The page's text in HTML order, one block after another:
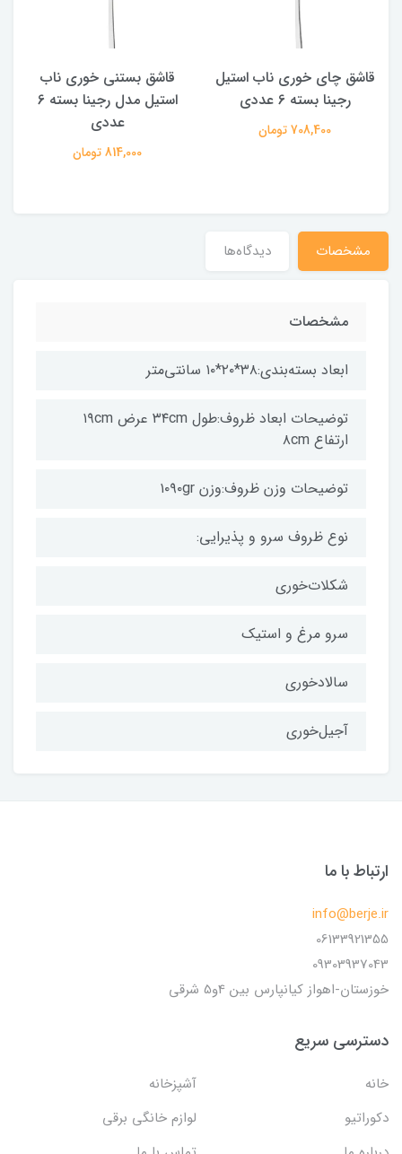
قاشق چای خوری ناب استیل
رجینا بسته 6 عددی
708,400 تومان
قاشق بستنی خوری ناب
استیل مدل رجینا بسته 6
عددی
814,000 تومان
مشخصات دیدگاه‌ها
مشخصات
ابعاد بسته‌بندی:۳۸*۲۰*۱۰ سانتی‌متر
توضیحات ابعاد ظروف:طول ۳۴cm عرض ۱۹cm
ارتفاع ۸cm
توضیحات وزن ظروف:وزن ۱۰۹۰gr
نوع ظروف سرو و پذیرایی:
شکلات‌خوری
سرو مرغ و استیک
سالادخوری
آجیل‌خوری
ارتباط با ما
info@berje.ir
06133921355
09303937043
خوزستان-اهواز کیانپارس بین 4و5 شرقی
دسترسی سریع
خانه
آشپزخانه
دکوراتیو
لوازم خانگی برقی